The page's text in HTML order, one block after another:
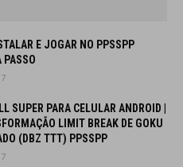
E JOGAR NO PPSSPP
PASSO
SUPER PARA CELULAR ANDROID |
LIMIT BREAK DE GOKU
(DBZ TTT) PPSSPP